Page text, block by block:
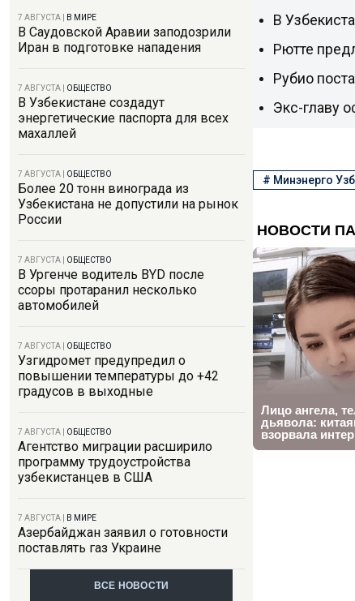
7 АВГУСТА В МИРЕ
В Саудовской Аравии заподозрили
Иран в подготовке нападения
7 АВГУСТА ОБЩЕСТВО
В Узбекистане создадут
энергетические паспорта для всех
махаллей
7 АВГУСТА ОБЩЕСТВО
Более 20 тонн винограда из
Узбекистана не допустили на рынок
России
7 АВГУСТА ОБЩЕСТВО
В Ургенче водитель BYD после
ссоры протаранил несколько
автомобилей
7 АВГУСТА ОБЩЕСТВО
Узгидромет предупредил о
повышении температуры до +42
градусов в выходные
7 АВГУСТА ОБЩЕСТВО
Агентство миграции расширило
программу трудоустройства
узбекистанцев в США
7 АВГУСТА В МИРЕ
Азербайджан заявил о готовности
поставлять газ Украине
ВСЕ НОВОСТИ
В
Рютте
Рубио
Экс-главу
# Минэнерго